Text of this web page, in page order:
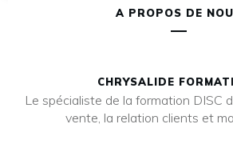
A PROPOS DE
CHRYSALIDE
Le spécialiste de la formation DISC
vente, la relation clients et